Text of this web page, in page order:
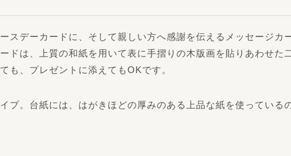
スデーカードに、そして親しい方へ感謝を伝えるメッセージカ
ドは、上質の和紙を用いて表に手摺りの木版画を貼りあわせ
も、プレゼントに添えてもOKです。
プ。台紙には、はがきほどの厚みのある上品な紙を使ってい